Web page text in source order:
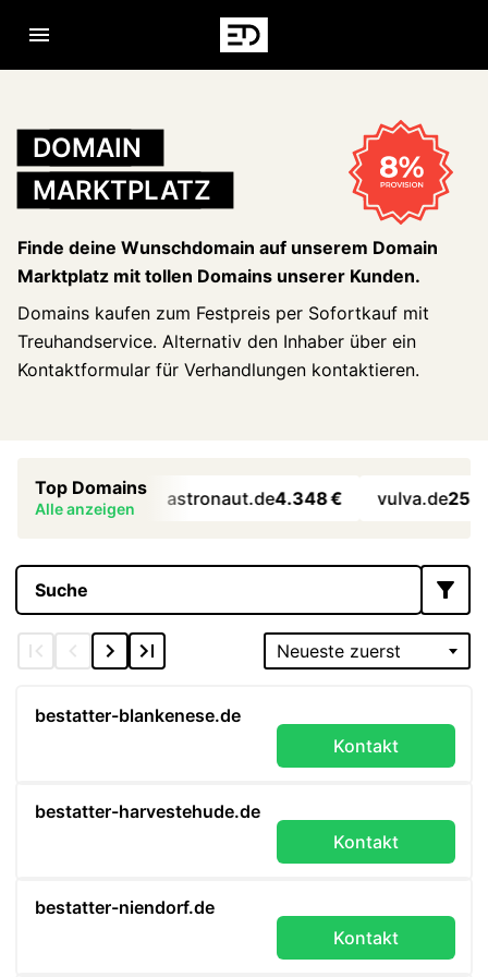
Navigation öffnen
DOMAIN
MARKTPLATZ
Finde deine Wunschdomain auf unserem Domain
Marktplatz mit tollen Domains unserer Kunden.
Domains kaufen zum Festpreis per Sofortkauf mit
Treuhandservice. Alternativ den Inhaber über ein
Kontaktformular für Verhandlungen kontaktieren.
Top Domains
Alle anzeigen
168.000 € astronaut.de4.348 € vulva.de25.000
Suche
bestatter-blankenese.de
Kontakt
bestatter-harvestehude.de
Kontakt
bestatter-niendorf.de
Kontakt